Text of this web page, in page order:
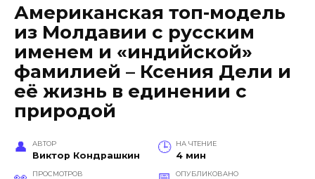
Американская топ-модель
из Молдавии с русским
именем и «индийской»
фамилией – Ксения Дели и
её жизнь в единении с
природой
АВТОР
Виктор Кондрашкин
НА ЧТЕНИЕ
4 мин
ПРОСМОТРОВ ОПУБЛИКОВАНО